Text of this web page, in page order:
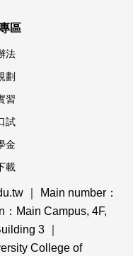
區
法
劃
習
試
金
載
｜ Main number：
Main Campus, 4F,
3 ｜
College of